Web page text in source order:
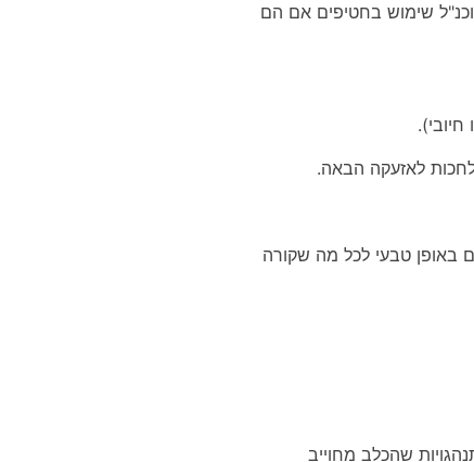
שימוש בחטיפים אם הם
לאזעקה הבאה.
באופן טבעי לכל מה שקורה
שהכלב מחוייב